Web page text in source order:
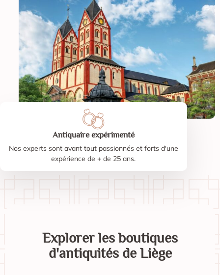
Antiquaire expérimenté
Nos experts sont avant tout passionnés et forts d'une
expérience de + de 25 ans.
Explorer les boutiques
d'antiquités de Liège